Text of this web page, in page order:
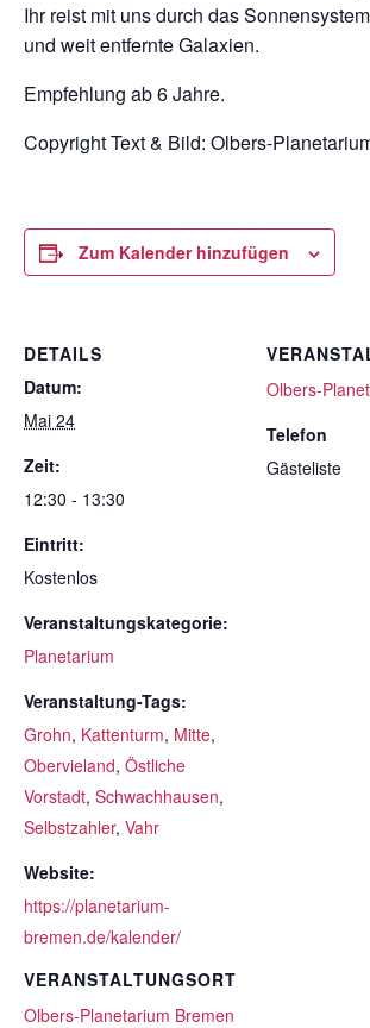
Ihr reist mit uns durch das
und weit entfernte Galaxien.
Empfehlung ab 6 Jahre.
Copyright Text & Bild: Olbers-
Zum Kalender hinzufügen
DETAILS
Datum:
Mai 24
Zeit:
12:30 - 13:30
Eintritt:
Kostenlos
Veranstaltungskategorie:
Planetarium
Veranstaltung-Tags:
Grohn, Kattenturm, Mitte,
Obervieland, Östliche
Vorstadt, Schwachhausen,
Selbstzahler, Vahr
Website:
https://planetarium-
bremen.de/kalender/
VERANSTALTUNGSORT
Olbers-Planetarium Bremen
Olbers-
Telefon
Gästeliste